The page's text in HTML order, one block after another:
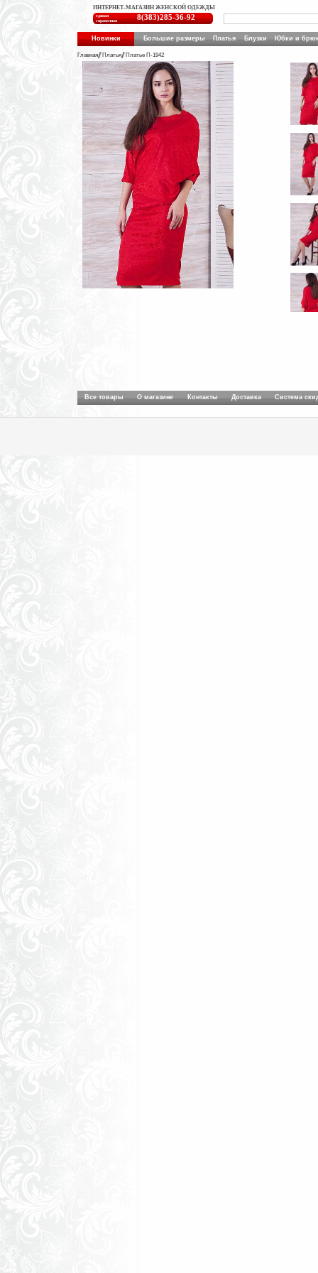
ИНТЕРНЕТ-МАГАЗИН ЖЕНСКОЙ ОДЕЖДЫ
единая
справочная
8(383)285-36-92
Новинки Большие размеры Платья Блузки Юбки и
Главная Платья Платье П-1942
Все товары О магазине Контакты Доставка Система